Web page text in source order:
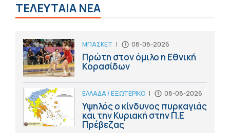
ΤΕΛΕΥΤΑΙΑ ΝΕΑ
ΜΠΑΣΚΕΤ | 08-08-2026
Πρώτη στον όμιλο η Εθνική
Κορασίδων
ΕΛΛΑΔΑ / ΕΞΩΤΕΡΙΚΟ | 08-08-2026
Υψηλός ο κίνδυνος πυρκαγιάς
και την Κυριακή στην Π.Ε
Πρέβεζας